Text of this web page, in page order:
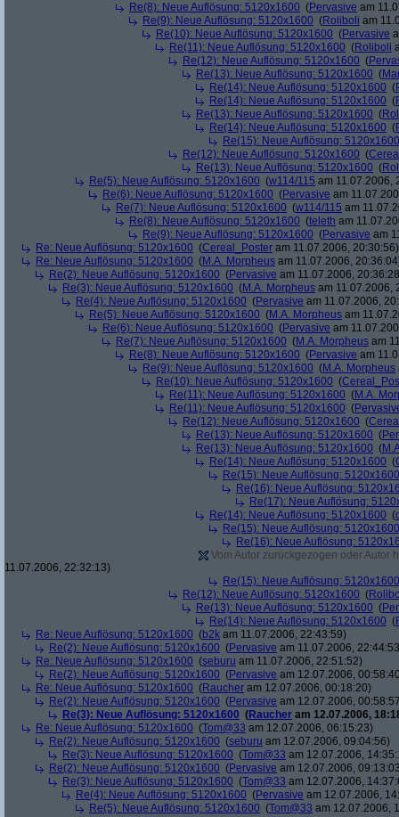
Re(8): Neue Auflösung: 5120x1600 (Pervasive am
Re(9): Neue Auflösung: 5120x1600 (Roliboli am
Re(10): Neue Auflösung: 5120x1600 (Pervasive
Re(11): Neue Auflösung: 5120x1600 (Roliboli
Re(12): Neue Auflösung: 5120x1600 (
Re(13): Neue Auflösung: 5120x1600 (
Re(14): Neue Auflösung: 5120x1600 (
Re(14): Neue Auflösung: 5120x1600 (
Re(13): Neue Auflösung: 5120x1600 (
Re(14): Neue Auflösung: 5120x1600 (
Re(15): Neue Auflösung: 5120x1600
Re(12): Neue Auflösung: 5120x1600 (
Re(13): Neue Auflösung: 5120x1600 (
Re(5): Neue Auflösung: 5120x1600 (w114/115 am 11.07.2006,
Re(6): Neue Auflösung: 5120x1600 (Pervasive am
Re(7): Neue Auflösung: 5120x1600 (w114/115 am
Re(8): Neue Auflösung: 5120x1600 (teleth am
Re(9): Neue Auflösung: 5120x1600 (Pervasive am
Re: Neue Auflösung: 5120x1600 (Cereal_Poster am 11.07.2006, 20:30:56)
Re: Neue Auflösung: 5120x1600 (M.A. Morpheus am 11.07.2006,
Re(2): Neue Auflösung: 5120x1600 (Pervasive am 11.07.2006,
Re(3): Neue Auflösung: 5120x1600 (M.A. Morpheus am 11.07.2006,
Re(4): Neue Auflösung: 5120x1600 (Pervasive am 11.07.2006,
Re(5): Neue Auflösung: 5120x1600 (M.A. Morpheus am
Re(6): Neue Auflösung: 5120x1600 (Pervasive am
Re(7): Neue Auflösung: 5120x1600 (M.A. Morpheus am
Re(8): Neue Auflösung: 5120x1600 (Pervasive am
Re(9): Neue Auflösung: 5120x1600 (M.A. Morpheus
Re(10): Neue Auflösung: 5120x1600 (
Re(11): Neue Auflösung: 5120x1600 (M.A.
Re(11): Neue Auflösung: 5120x1600 (
Re(12): Neue Auflösung: 5120x1600 (
Re(13): Neue Auflösung: 5120x1600 (
Re(13): Neue Auflösung: 5120x1600 (
Re(14): Neue Auflösung: 5120x1600 (
Re(15): Neue Auflösung: 5120x1600
Re(16): Neue Auflösung:
Re(17): Neue Auflösung:
Re(14): Neue Auflösung: 5120x1600 (
Re(15): Neue Auflösung: 5120x1600
Re(16): Neue Auflösung:
Vom Autor zurückgezogen oder Autor
11.07.2006, 22:32:13)
Re(15): Neue Auflösung: 5120x1600
Re(12): Neue Auflösung: 5120x1600 (
Re(13): Neue Auflösung: 5120x1600 (
Re(14): Neue Auflösung: 5120x1600 (
Re: Neue Auflösung: 5120x1600 (b2k am 11.07.2006, 22:43:59)
Re(2): Neue Auflösung: 5120x1600 (Pervasive am 11.07.2006,
Re: Neue Auflösung: 5120x1600 (seburu am 11.07.2006, 22:51:52)
Re(2): Neue Auflösung: 5120x1600 (Pervasive am 12.07.2006,
Re: Neue Auflösung: 5120x1600 (Raucher am 12.07.2006, 00:18:20)
Re(2): Neue Auflösung: 5120x1600 (Pervasive am 12.07.2006,
Re(3): Neue Auflösung: 5120x1600 (Raucher am 12.07.2006,
Re: Neue Auflösung: 5120x1600 (Tom@33 am 12.07.2006, 06:15:23)
Re(2): Neue Auflösung: 5120x1600 (seburu am 12.07.2006, 09:04:56)
Re(3): Neue Auflösung: 5120x1600 (Tom@33 am 12.07.2006,
Re(2): Neue Auflösung: 5120x1600 (Pervasive am 12.07.2006,
Re(3): Neue Auflösung: 5120x1600 (Tom@33 am 12.07.2006,
Re(4): Neue Auflösung: 5120x1600 (Pervasive am 12.07.2006,
Re(5): Neue Auflösung: 5120x1600 (Tom@33 am 12.07.2006,